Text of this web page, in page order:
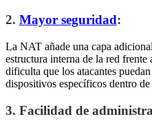
2. Mayor seguridad:
La NAT añade una capa
estructura interna de la red frente
dificulta que los atacantes
dispositivos específicos dentro de
3. Facilidad de